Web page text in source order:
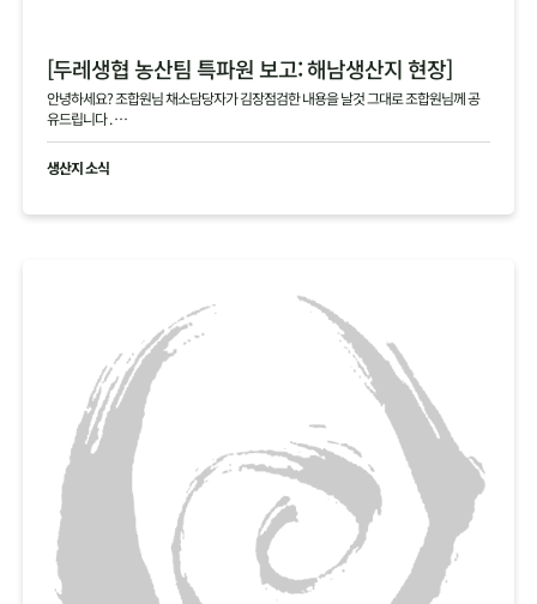
[두레생협 농산팀 특파원 보고: 해남생산지 현장]
안녕하세요? 조합원님 채소담당자가 김장점검한 내용을 날것 그대로 조합원님께 공
유드립니다 .
현재 생산지사진으로 김장생활재의 현황을 공유드립니다
생산지 소식